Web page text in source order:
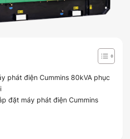
phát điện Cummins 80kVA phục
đặt máy phát điện Cummins